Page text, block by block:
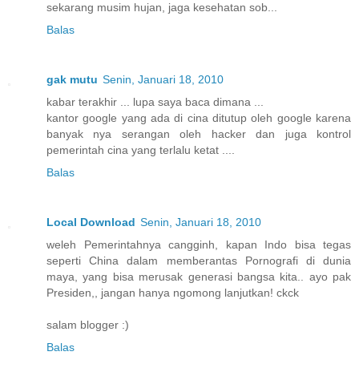
sekarang musim hujan, jaga kesehatan sob...
Balas
gak mutu Senin, Januari 18, 2010
kabar terakhir ... lupa saya baca dimana ...
kantor google yang ada di cina ditutup oleh google karena
banyak nya serangan oleh hacker dan juga kontrol
pemerintah cina yang terlalu ketat ....
Balas
Local Download Senin, Januari 18, 2010
weleh Pemerintahnya cangginh, kapan Indo bisa tegas
seperti China dalam memberantas Pornografi di dunia
maya, yang bisa merusak generasi bangsa kita.. ayo pak
Presiden,, jangan hanya ngomong lanjutkan! ckck
salam blogger :)
Balas